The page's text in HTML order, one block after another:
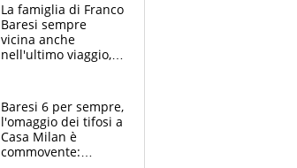
La famiglia di Franco
Baresi sempre
vicina anche
nell'ultimo viaggio,
circondati
dall'affetto dei tifosi
Baresi 6 per sempre,
l'omaggio dei tifosi a
Casa Milan è
commovente: